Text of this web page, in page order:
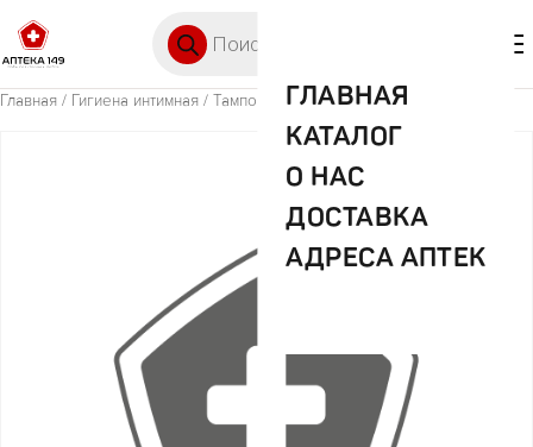
ГЛАВНАЯ
КАТАЛОГ
О НАС
ДОСТАВКА
АДРЕСА АПТЕК
Главная / Гигиена интимная / Тампоны Белла фо тинс мини №16